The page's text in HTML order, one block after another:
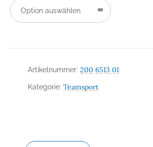
Option auswählen
Artikelnummer: 200 6513 01
Kategorie: Teamsport